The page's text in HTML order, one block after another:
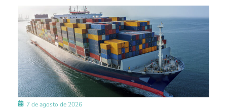
7 de agosto de 2026